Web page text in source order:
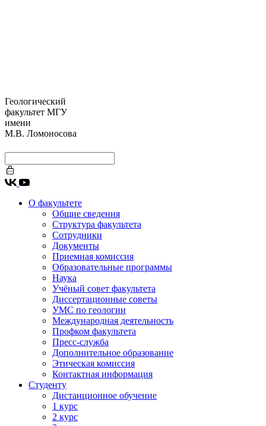
Геологический
факультет МГУ
имени
М.В. Ломоносова
О факультете
Общие сведения
Структура факультета
Сотрудники
Документы
Приемная комиссия
Образовательные программы
Наука
Учёный совет факультета
Диссертационные советы
УМС по геологии
Международная деятельность
Профком факультета
Пресс-служба
Дополнительное образование
Этическая комиссия
Контактная информация
Студенту
Дистанционное обучение
1 курс
2 курс